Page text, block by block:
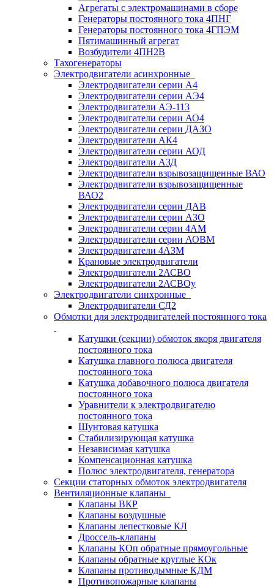
Агрегаты с электромашинами в сборе
Генераторы постоянного тока 4ПНГ
Генераторы постоянного тока 4ГПЭМ
Пятимашинный агрегат
Возбудители 4ПН2В
Тахогенераторы
Электродвигатели асинхронные
Электродвигатели серии А4
Электродвигатели серии АЭ4
Электродвигатели АЭ-113
Электродвигатели серии АО4
Электродвигатели серии ДАЗО
Электродвигатели АК4
Электродвигатели серии АОД
Электродвигатели АЗД
Электродвигатели взрывозащищенные ВАО
Электродвигатели взрывозащищенные
ВАО2
Электродвигатели серии ДАВ
Электродвигатели серии АЗО
Электродвигатели серии 4АМ
Электродвигатели серии АОВМ
Электродвигатели 4АЗМ
Крановые электродвигатели
Электродвигатели 2АСВО
Электродвигатели 2АСВОу
Электродвигатели синхронные
Электродвигатели СД2
Обмотки для электродвигателей постоянного тока
Катушки (секции) обмоток якоря двигателя
постоянного тока
Катушка главного полюса двигателя
постоянного тока
Катушка добавочного полюса двигателя
постоянного тока
Уравнители к электродвигателю
постоянного тока
Шунтовая катушка
Стабилизирующая катушка
Независимая катушка
Компенсационная катушка
Полюс электродвигателя, генератора
Секции статорных обмоток электродвигателя
Вентиляционные клапаны
Клапаны ВКР
Клапаны воздушные
Клапаны лепестковые КЛ
Дроссель-клапаны
Клапаны КОп обратные прямоугольные
Клапаны обратные круглые КОк
Клапаны противодымные КДМ
Противопожарные клапаны